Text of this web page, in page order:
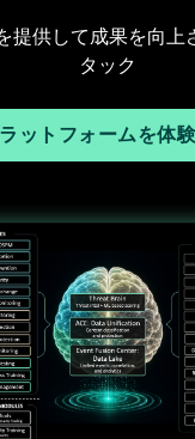
提供して成果を向上
タック
ットフォームを体